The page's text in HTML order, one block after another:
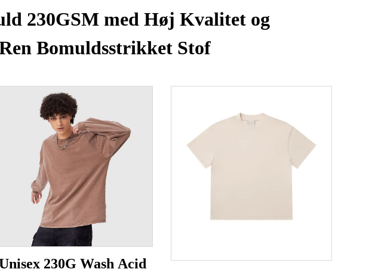
230GSM med Høj Kvalitet og
Bomuldsstrikket Stof
230G Wash Acid